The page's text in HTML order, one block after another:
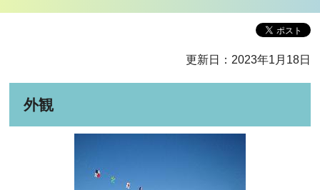
更新日：2023年1月18日
外観